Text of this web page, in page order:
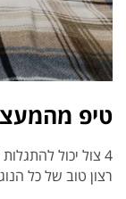
טיפ
רצון טוב של כל